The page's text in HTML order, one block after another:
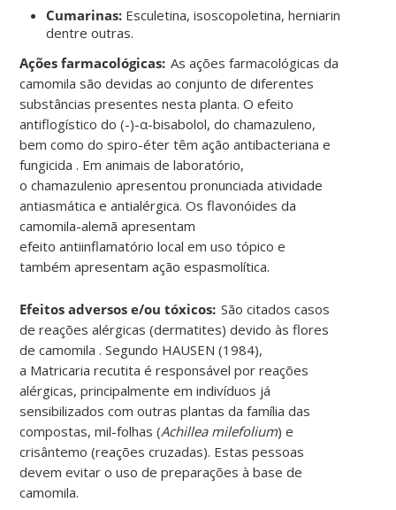
Cumarinas: Esculetina,isoscopoletina,herniarina
dentre outras.
Ações farmacológicas: As ações farmacológicas da
camomila são devidas ao conjunto de diferentes
substâncias presentes nesta planta. O efeito
antiflogístico do (-)-α-bisabolol, dochamazuleno,
bem como dospiro-éter têm ação antibacteriana e
fungicida . Em animais de laboratório,
ochamazulenio apresentou pronunciada atividade
antiasmática eantialérgica. Osflavonóides da
camomila-alemã apresentam
efeitoantiinflamatório local em uso tópico e
também apresentam ação espasmolítica.
Efeitos adversos e/ou tóxicos: São citados casos
de reações alérgicas (dermatites) devido às flores
decamomila . Segundo HAUSEN (1984),
a Matricaria recutita é responsável por reações
alérgicas, principalmente em indivíduos já
sensibilizados com outras plantas da família das
compostas, mil-folhas (Achillea milefolium) e
crisântemo (reações cruzadas). Estas pessoas
devem evitar o uso de preparações à base de
camomila.